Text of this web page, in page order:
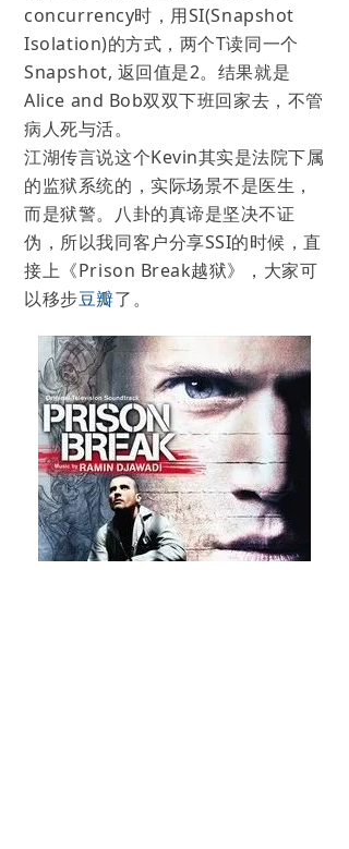
concurrency时，用SI(Snapshot
Isolation)的方式，两个T读同一个
Snapshot, 返回值是2。结果就是
Alice and Bob双双下班回家去，不管
病人死与活。
江湖传言说这个Kevin其实是法院下属
的监狱系统的，实际场景不是医生，
而是狱警。八卦的真谛是坚决不证
伪，所以我同客户分享SSI的时候，直
接上《Prison Break越狱》，大家可
以移步豆瓣了。